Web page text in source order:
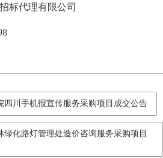
标代理有限公司
四川手机报宣传服务采购项目成交公告
化路灯管理处造价咨询服务采购项目